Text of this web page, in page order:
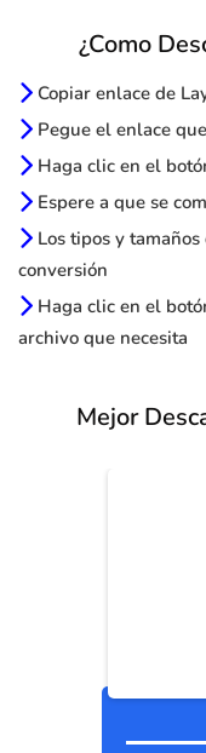
¿Como
Copiar enlace de
Pegue el enlace
Haga clic en el
Espere a que se
Los tipos y
conversión
Haga clic en el
archivo que necesita
Mejor